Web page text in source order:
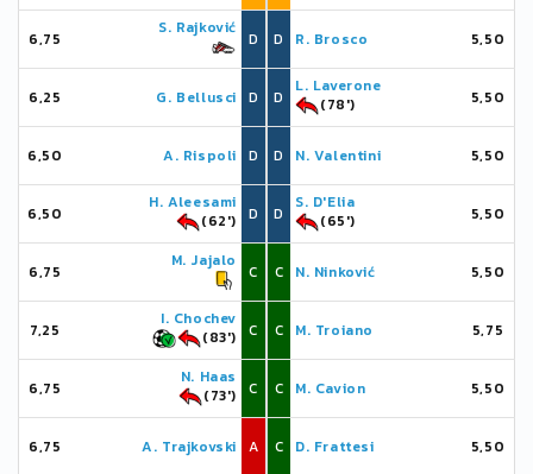
6,75
S. Rajković
D
6,25 G. Bellusci D
6,50 A. Rispoli D
6,50
H. Aleesami
(62')
D
6,75
M. Jajalo
C
7,25
I. Chochev
(83')
C
6,75
N. Haas
(73')
C
6,75 A. Trajkovski A
D R. Brosco 5,50
D
L. Laverone
(78')
5,50
D N. Valentini 5,50
D
S. D'Elia
(65')
5,50
C N. Ninković 5,50
C M. Troiano 5,75
C M. Cavion 5,50
C D. Frattesi 5,50